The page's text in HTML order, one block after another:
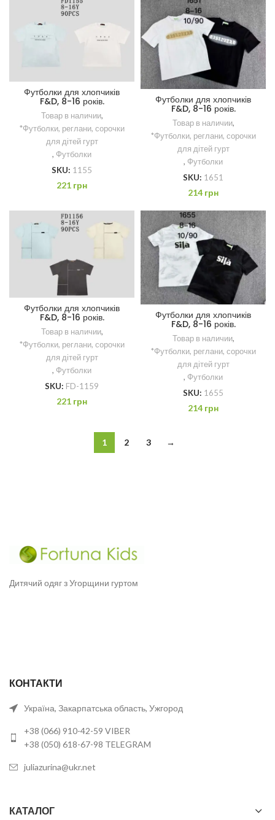
Футболки для хлопчиків
F&D, 8-16 років.
Товар в наличии,
*Футболки, реглани, сорочки
для дітей гурт
, Футболки
SKU: 1155
221 грн
Футболки для хлопчиків
F&D, 8-16 років.
Товар в наличии,
*Футболки, реглани, сорочки
для дітей гурт
, Футболки
SKU: 1651
214 грн
Футболки для хлопчиків
F&D, 8-16 років.
Товар в наличии,
*Футболки, реглани, сорочки
для дітей гурт
, Футболки
SKU: FD-1159
221 грн
Футболки для хлопчиків
F&D, 8-16 років.
Товар в наличии,
*Футболки, реглани, сорочки
для дітей гурт
, Футболки
SKU: 1655
214 грн
1 2 3 →
Дитячий одяг з Угорщини гуртом
КОНТАКТИ
Україна, Закарпатська область, Ужгород
+38 (066) 910-42-59 VIBER
+38 (050) 618-67-98 TELEGRAM
juliazurina@ukr.net
КАТАЛОГ